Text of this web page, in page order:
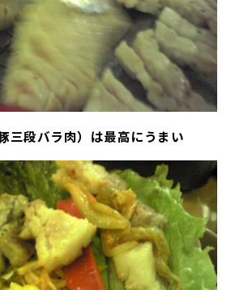
三段バラ肉）は最高にうまい